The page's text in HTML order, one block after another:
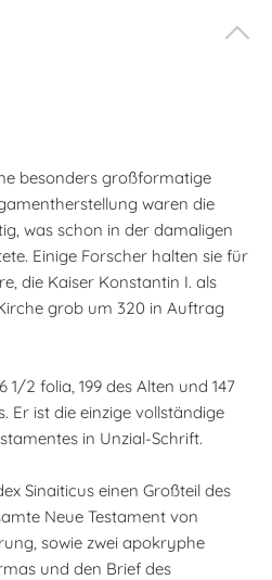
besonders großformatige
waren die
was schon in der damaligen
Einige Forscher halten sie für
die Kaiser Konstantin I. als
grob um 320 in Auftrag
1/2 folia, 199 des Alten und 147
Er ist die einzige vollständige
in Unzial-Schrift.
Sinaiticus einen Großteil des
Neue Testament von
sowie zwei apokryphe
und den Brief des